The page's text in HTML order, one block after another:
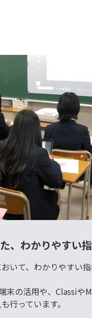
、わかりやすい
いて、わかりやすい
末の活用や、Classiや
行っています。